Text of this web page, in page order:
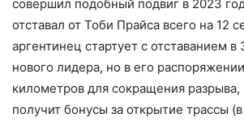
совершил подобный подвиг в 2023
отставал от Тоби Прайса всего на 12
аргентинец стартует с отставанием
нового лидера, но в его
километров для сокращения
получит бонусы за открытие трассы